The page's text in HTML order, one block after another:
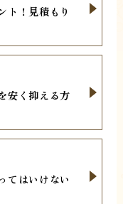
ト！見積もり
安く抑える方
てはいけない